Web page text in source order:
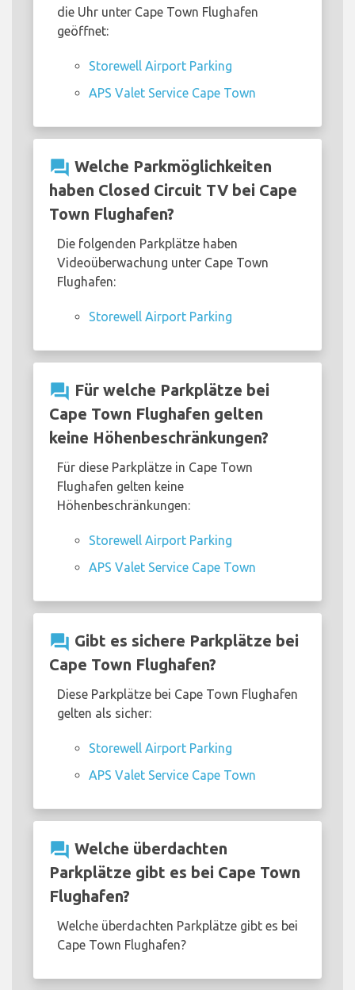
die Uhr unter Cape Town Flughafen
geöffnet:
Storewell Airport Parking
APS Valet Service Cape Town
question_answer Welche Parkmöglichkeiten
haben Closed Circuit TV bei Cape
Town Flughafen?
Die folgenden Parkplätze haben
Videoüberwachung unter Cape Town
Flughafen:
Storewell Airport Parking
question_answer Für welche Parkplätze bei
Cape Town Flughafen gelten
keine Höhenbeschränkungen?
Für diese Parkplätze in Cape Town
Flughafen gelten keine
Höhenbeschränkungen:
Storewell Airport Parking
APS Valet Service Cape Town
question_answer Gibt es sichere Parkplätze bei
Cape Town Flughafen?
Diese Parkplätze bei Cape Town Flughafen
gelten als sicher:
Storewell Airport Parking
APS Valet Service Cape Town
question_answer Welche überdachten
Parkplätze gibt es bei Cape Town
Flughafen?
Welche überdachten Parkplätze gibt es bei
Cape Town Flughafen?